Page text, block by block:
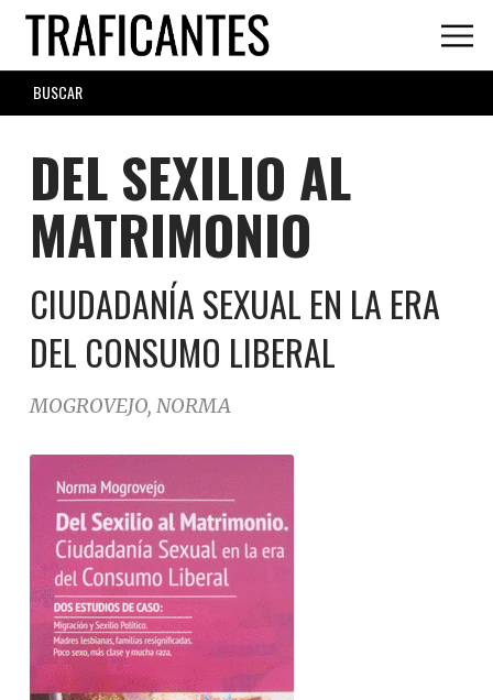
Skip
main
content
SEARCH
FORM
DEL SEXILIO AL
MATRIMONIO
CIUDADANÍA SEXUAL EN LA ERA
DEL CONSUMO LIBERAL
MOGROVEJO, NORMA